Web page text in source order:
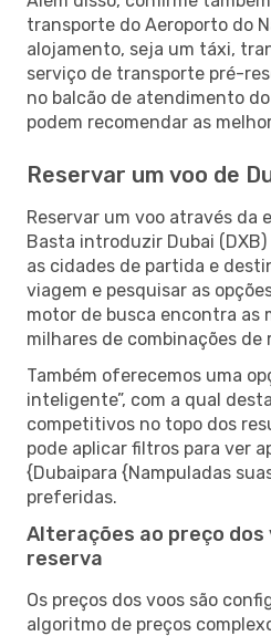
transporte do Aeroporto do
alojamento, seja um táxi,
serviço de transporte pré-
no balcão de atendimento
podem recomendar as
Reservar um voo de
Reservar um voo através da
Basta introduzir Dubai (DXB)
as cidades de partida e
viagem e pesquisar as
motor de busca encontra as
milhares de combinações de
Também oferecemos uma
inteligente”, com a qual
competitivos no topo dos
pode aplicar filtros para ver
{Dubaipara {Nampuladas
preferidas.
Alterações ao preço dos
reserva
Os preços dos voos são
algoritmo de preços